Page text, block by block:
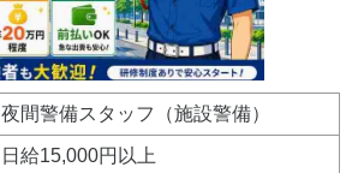
夜間警備スタッフ（施設警備）
日給15,000円以上